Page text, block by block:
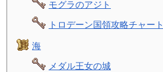
モグラのアジト
トロデーン国領攻略チャート
海
メダル王女の城